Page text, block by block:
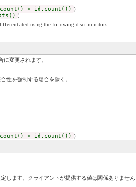
> id.count()) )
)
using the following discriminators:
変更されます。
性を強制する場合を除く。
> id.count()) )
します。クライアントが提供する値は関係ありませ